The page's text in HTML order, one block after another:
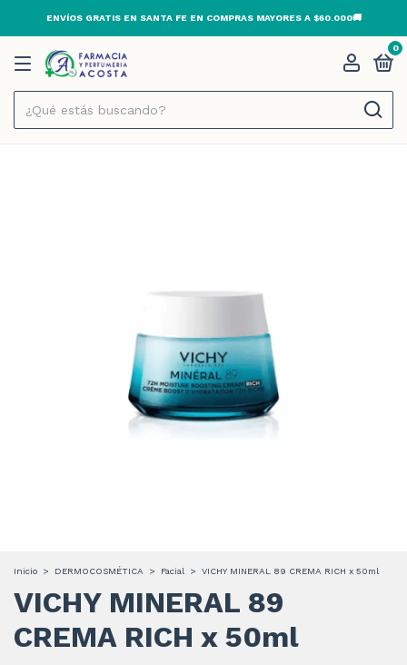
ENVÍOS GRATIS EN SANTA FE EN COMPRAS MAYORES A $60.000🚚
0
Inicio > DERMOCOSMÉTICA > Facial > VICHY MINERAL 89 CREMA RICH x 50ml
VICHY MINERAL 89
CREMA RICH x 50ml